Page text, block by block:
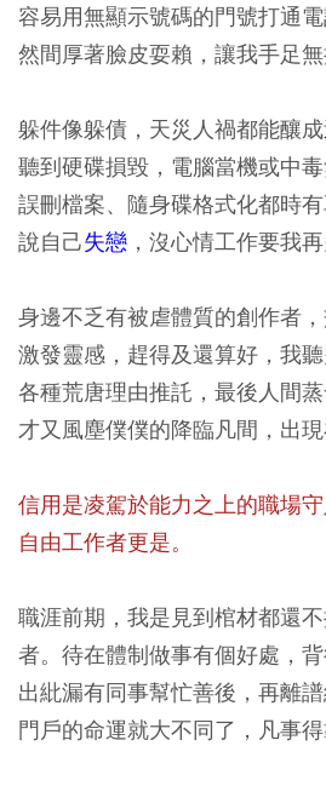
容易用無顯示號碼的門號打通
然間厚著臉皮耍賴，讓我手足無
躲件像躲債，天災人禍都能釀成
聽到硬碟損毀，電腦當機或中
誤刪檔案、隨身碟格式化都時
說自己失戀 ，沒心情工作要我
身邊不乏有被虐體質的創作者
激發靈感，趕得及還算好，我
各種荒唐理由推託，最後人間
才又風塵僕僕的降臨凡間，出現
信用是凌駕於能力之上的職場
自由工作者更是。
職涯前期，我是見到棺材都還
者。待在體制做事有個好處，
出紕漏有同事幫忙善後，再離
門戶的命運就大不同了，凡事得